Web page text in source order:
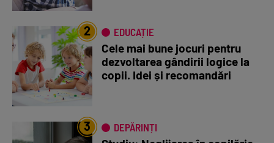
2 EDUCAȚIE
Cele mai bune jocuri pentru
dezvoltarea gândirii logice la
copii. Idei și recomandări
3 DEPĂRINȚI